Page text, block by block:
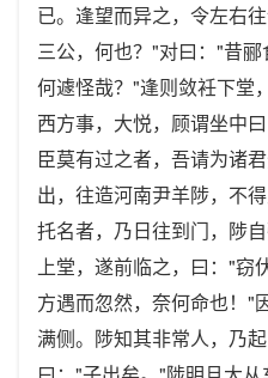
已。逢望而异之，令左右
三公，何也？"对曰："昔郦
何遽怪哉？"逢则敛衽下堂
西方事，大悦，顾谓坐中
臣莫有过之者，吾请为诸
出，往造河南尹羊陟，不
托名者，乃日往到门，陟
上堂，遂前临之，曰："窃
方遇而忽然，奈何命也！"
满侧。陟知其非常人，乃